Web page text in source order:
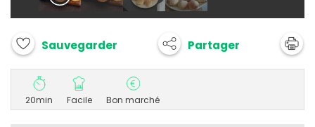
Sauvegarder Partager
20min Facile Bon marché